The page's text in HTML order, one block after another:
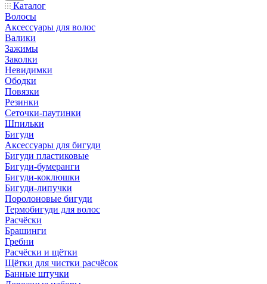
Каталог
Волосы
Аксессуары для волос
Валики
Зажимы
Заколки
Невидимки
Ободки
Повязки
Резинки
Сеточки-паутинки
Шпильки
Бигуди
Аксессуары для бигуди
Бигуди пластиковые
Бигуди-бумеранги
Бигуди-коклюшки
Бигуди-липучки
Поролоновые бигуди
Термобигуди для волос
Расчёски
Брашинги
Гребни
Расчёски и щётки
Щётки для чистки расчёсок
Банные штучки